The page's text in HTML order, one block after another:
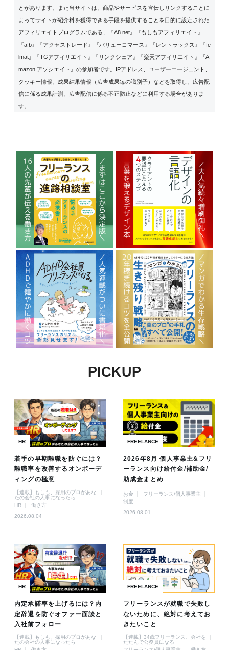
とがあります。また当サイトは、商品やサービスを宣伝しリンクすることに
よってサイトが紹介料を獲得できる手段を提供することを目的に設定された
アフィリエイトプログラムである、『A8.net』『もしもアフィリエイト』
『afb』『アクセストレード』『バリューコマース』『レントラックス』『fe
lmat』『TGアフィリエイト』『リンクシェア』『楽天アフィリエイト』『A
mazon アソシエイト』の参加者です。IPアドレス、ユーザーエージェント、
クッキー情報、成果結果情報（広告成果毎の識別子）などを取得し、広告配
信に係る成果計測、広告配信に係る不正防止などに利用する場合がありま
す。
PICKUP
HR
若手の早期離職を防ぐには？
離職率を改善するオンボーデ
ィングの極意
【連載】もしも、採用のプロがあな
たの会社の人事になったら
HR
働き方
2026.08.04
FREELANCE
2026年8月 個人事業主&フリ
ーランス向け給付金/補助金/
助成金まとめ
お金
フリーランス/個人事業主
制度
2026.08.01
HR
内定承諾率を上げるには？内
定辞退を防ぐオファー面談と
入社前フォロー
【連載】もしも、採用のプロがあな
たの会社の人事になったら
FREELANCE
フリーランスが就職で失敗し
ないために、絶対に考えてお
きたいこと
【連載】34歳フリーランス、会社を
たたんで公務員になる